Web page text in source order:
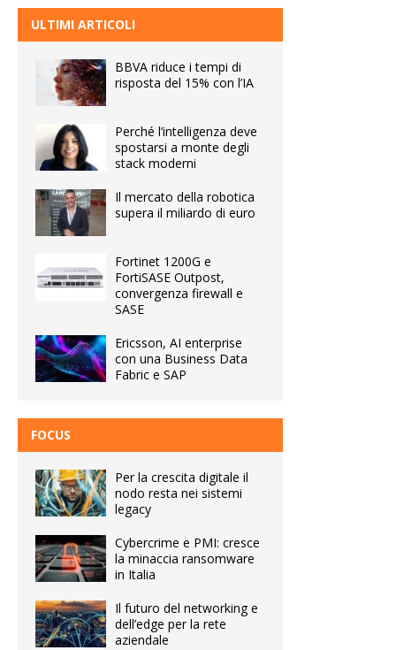
ULTIMI ARTICOLI
BBVA riduce i tempi di
risposta del 15% con l’IA
Perché l’intelligenza deve
spostarsi a monte degli
stack moderni
Il mercato della robotica
supera il miliardo di euro
Fortinet 1200G e
FortiSASE Outpost,
convergenza firewall e
SASE
Ericsson, AI enterprise
con una Business Data
Fabric e SAP
FOCUS
Per la crescita digitale il
nodo resta nei sistemi
legacy
Cybercrime e PMI: cresce
la minaccia ransomware
in Italia
Il futuro del networking e
dell’edge per la rete
aziendale